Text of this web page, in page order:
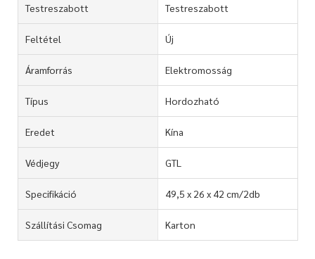
Testreszabott Testreszabott
Feltétel Új
Áramforrás Elektromosság
Típus Hordozható
Eredet Kína
Védjegy GTL
Specifikáció 49,5 x 26 x 42 cm/2db
Szállítási Csomag Karton